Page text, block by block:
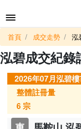
首頁 成交走勢 泓
泓碧成交紀錄
2026年07月泓碧
整體註冊量
6宗